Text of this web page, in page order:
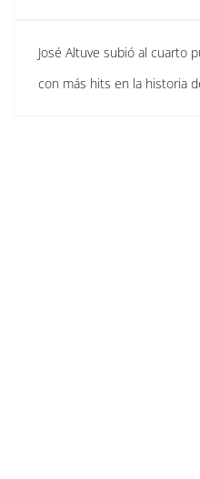
José Altuve subió al cuarto
con más hits en la historia